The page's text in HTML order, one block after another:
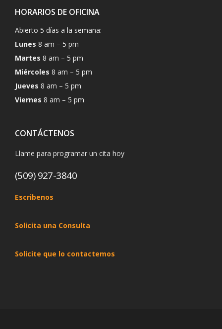
HORARIOS DE OFICINA
Abierto 5 días a la semana:
Lunes 8 am – 5 pm
Martes 8 am – 5 pm
Miércoles 8 am – 5 pm
Jueves 8 am – 5 pm
Viernes 8 am – 5 pm
CONTÁCTENOS
Llame para programar un cita hoy
(509) 927-3840
Escribenos
Solicita una Consulta
Solicite que lo contactemos